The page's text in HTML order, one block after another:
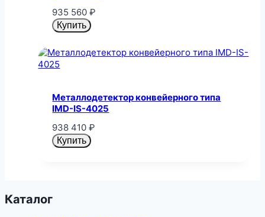
935 560₽
Купить
Металлодетектор конвейерного типа
IMD-IS-4025
938 410₽
Купить
Каталог